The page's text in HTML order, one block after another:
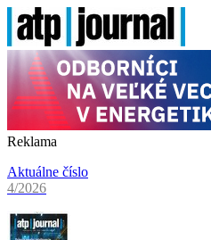
Reklama
Aktuálne číslo
4/2026